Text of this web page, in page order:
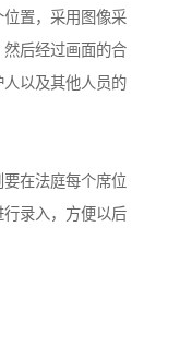
位置，采用图像采
后经过画面的合
以及其他人员的
在法庭每个席位
行录入，方便以后